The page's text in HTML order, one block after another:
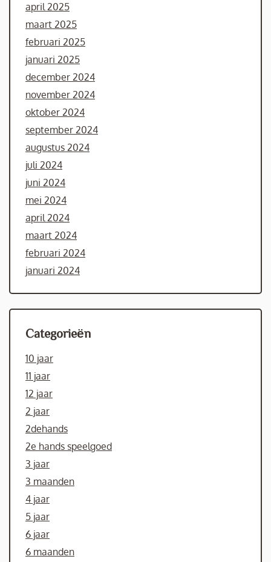
april 2025
maart 2025
februari 2025
januari 2025
december 2024
november 2024
oktober 2024
september 2024
augustus 2024
juli 2024
juni 2024
mei 2024
april 2024
maart 2024
februari 2024
januari 2024
Categorieën
10 jaar
11 jaar
12 jaar
2 jaar
2dehands
2e hands speelgoed
3 jaar
3 maanden
4 jaar
5 jaar
6 jaar
6 maanden